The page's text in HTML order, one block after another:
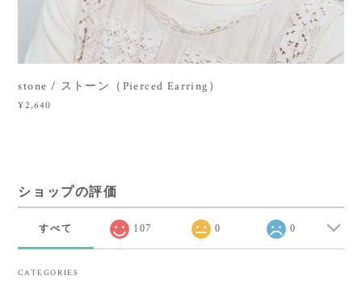
stone / ストーン（Pierced Earring）
¥2,640
ショップの評価
すべて 107 0 0
CATEGORIES